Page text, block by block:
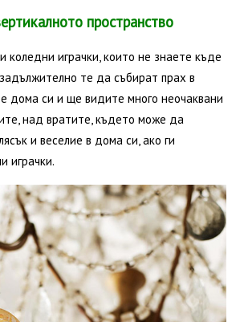
пространство
коледни играчки, които не знаете къде
те да събират прах в
дома си и ще видите много неочаквани
над вратите, където може да
и веселие в дома си, ако ги
играчки.